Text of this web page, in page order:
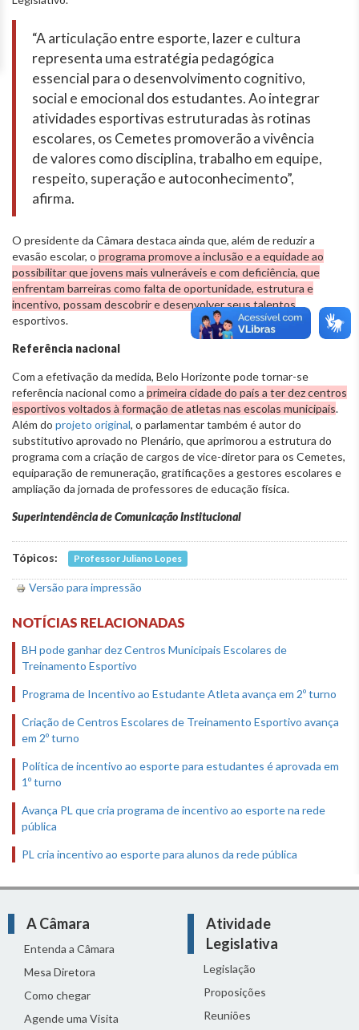
“A articulação entre esporte, lazer e cultura
representa uma estratégia pedagógica
essencial para o desenvolvimento cognitivo,
social e emocional dos estudantes. Ao integrar
atividades esportivas estruturadas às rotinas
escolares, os Cemetes promoverão a vivência
de valores como disciplina, trabalho em equipe,
respeito, superação e autoconhecimento”,
afirma.
O presidente da Câmara destaca ainda que, além de reduzir a
evasão escolar, o programa promove a inclusão e a equidade ao
possibilitar que jovens mais vulneráveis e com deficiência, que
enfrentam barreiras como falta de oportunidade, estrutura e
incentivo, possam descobrir e desenvolver seus talentos
esportivos.
Referência nacional
Com a efetivação da medida, Belo Horizonte pode tornar-se
referência nacional como a primeira cidade do país a ter dez centros
esportivos voltados à formação de atletas nas escolas municipais.
Além do projeto original, o parlamentar também é autor do
substitutivo aprovado no Plenário, que aprimorou a estrutura do
programa com a criação de cargos de vice-diretor para os Cemetes,
equiparação de remuneração, gratificações a gestores escolares e
ampliação da jornada de professores de educação física.
Superintendência de Comunicação Institucional
Tópicos: Professor Juliano Lopes
Versão para impressão
NOTÍCIAS RELACIONADAS
BH pode ganhar dez Centros Municipais Escolares de
Treinamento Esportivo
Programa de Incentivo ao Estudante Atleta avança em 2º turno
Criação de Centros Escolares de Treinamento Esportivo avança
em 2º turno
Política de incentivo ao esporte para estudantes é aprovada em
1º turno
Avança PL que cria programa de incentivo ao esporte na rede
pública
PL cria incentivo ao esporte para alunos da rede pública
A Câmara
Entenda a Câmara
Mesa Diretora
Como chegar
Agende uma Visita
Atividade
Legislativa
Legislação
Proposições
Reuniões